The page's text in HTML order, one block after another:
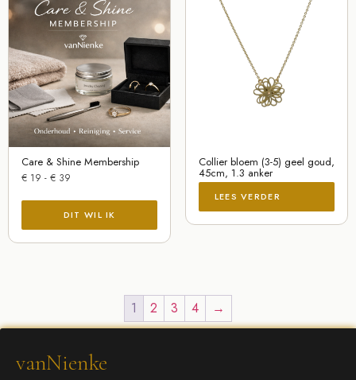
Care & Shine Membership
€ 19 - € 39
Collier bloem (3-5) geel goud,
45cm, 1.3 anker
LEES VERDER
1 2 3 4 →
vanNienke